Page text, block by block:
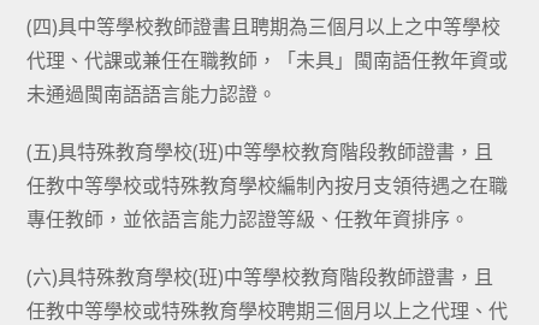
(四)具中等學校教師證書且聘期為三個月以上之中等學校
代理、代課或兼任在職教師，「未具」閩南語任教年資或
未通過閩南語語言能力認證。
(五)具特殊教育學校(班)中等學校教育階段教師證書，且
任教中等學校或特殊教育學校編制內按月支領待遇之在職
專任教師，並依語言能力認證等級、任教年資排序。
(六)具特殊教育學校(班)中等學校教育階段教師證書，且
任教中等學校或特殊教育學校聘期三個月以上之代理、代